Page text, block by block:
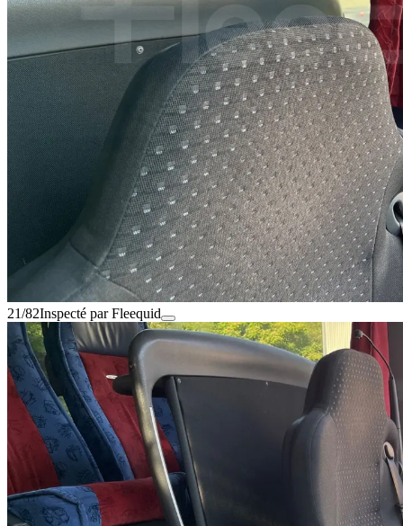
21/82Inspecté par Fleequid